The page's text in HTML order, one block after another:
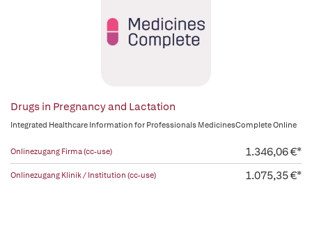
Drugs in Pregnancy and Lactation
Integrated Healthcare Information for Professionals MedicinesComplete Online
Onlinezugang Firma (cc-use) 1.346,06 €*
Onlinezugang Klinik / Institution (cc-use) 1.075,35 €*